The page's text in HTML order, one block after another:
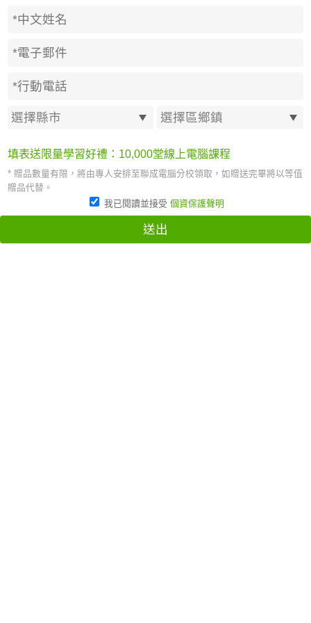
填表送限量學習好禮：10,000堂線上電腦課程
* 贈品數量有限，將由專人安排至聯成電腦分校領取，如贈送完畢將以等值
贈品代替。
我已閱讀並接受 個資保護聲明
送出